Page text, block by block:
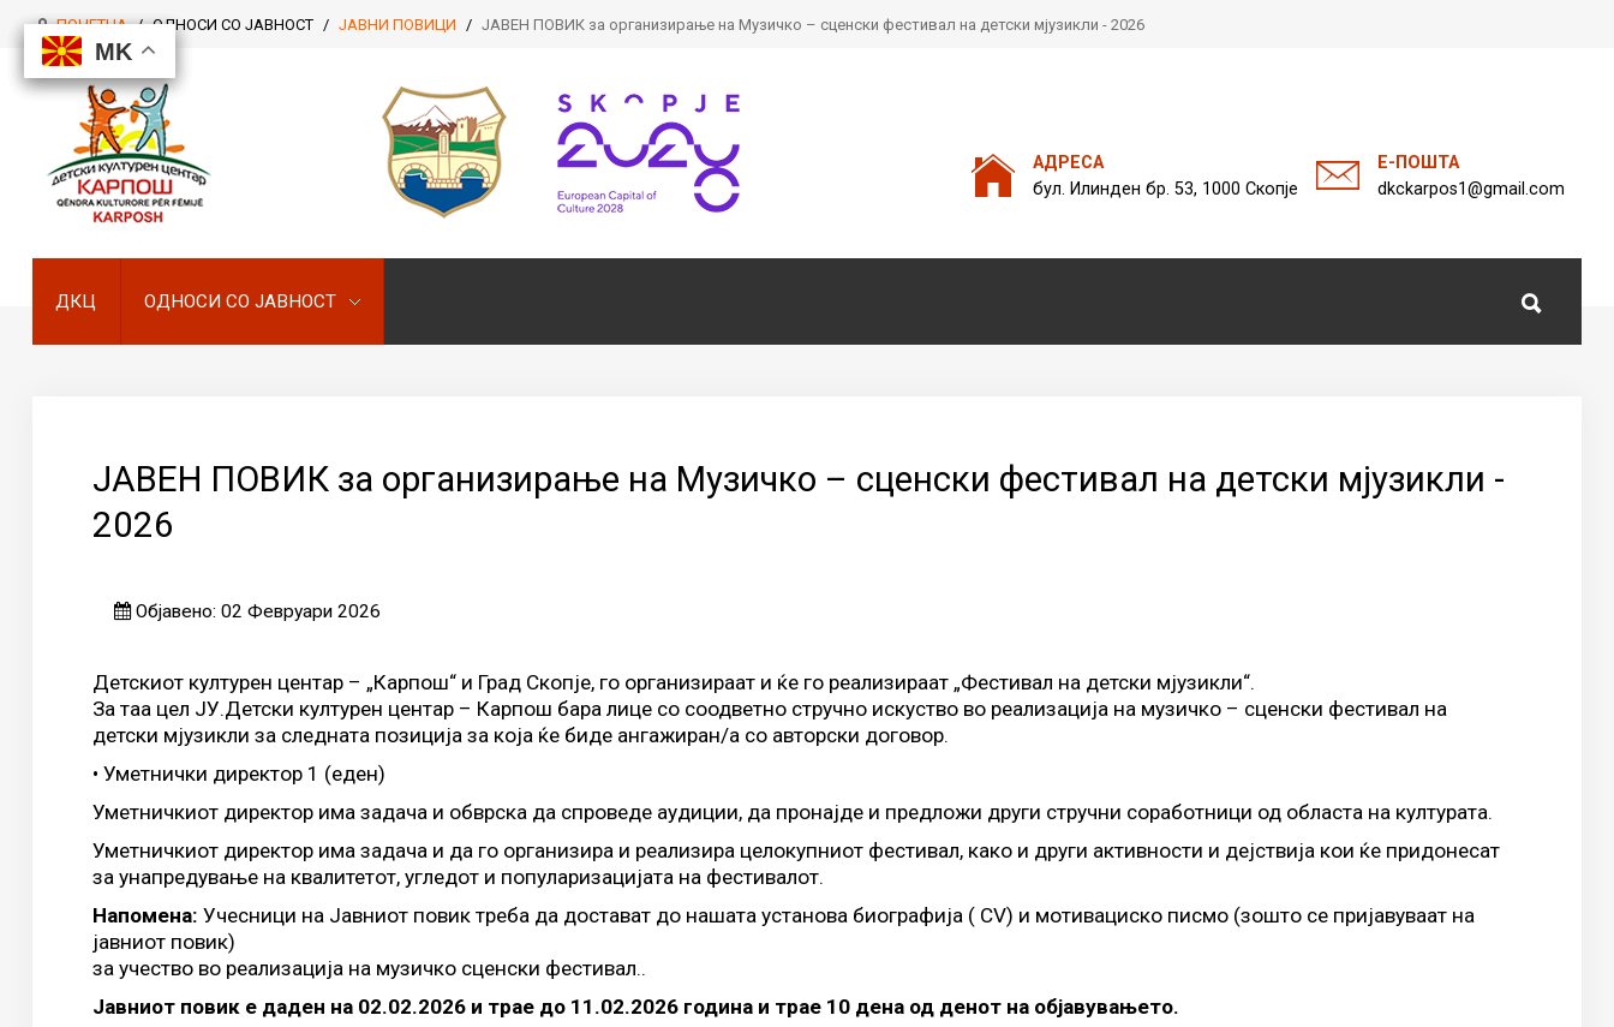
MK
MK
ОДНОСИ СО ЈАВНОСТ
ПОЧЕТНА / ОДНОСИ СО ЈАВНОСТ / ЈАВНИ ПОВИЦИ / ЈАВЕН ПОВИК за организирање на Музичко – сценски фестивал на детски мјузикли - 2026
MK
MK
АДРЕСА
бул. Илинден бр. 53, 1000 Скопје
Е-ПОШТА
dkckarpos1@gmail.com
ДКЦ ОДНОСИ СО ЈАВНОСТ
Пребарајтена нашата веб страна
ЈАВЕН ПОВИК за организирање на Музичко – сценски фестивал на детски мјузикли -
2026
Објавено: 02 Февруари 2026
Детскиот културен центар – „Карпош“ и Град Скопје, го организираат и ќе го реализираат „Фестивал на детски мјузикли“.
За таа цел ЈУ.Детски културен центар – Карпош бара лице со соодветно стручно искуство во реализација на музичко – сценски фестивал на
детски мјузикли за следната позиција за која ќе биде ангажиран/а со авторски договор.
• Уметнички директор 1 (еден)
Уметничкиот директор има задача и обврска да спроведе аудиции, да пронајде и предложи други стручни соработници од областа на културата.
Уметничкиот директор има задача и да го организира и реализира целокупниот фестивал, како и други активности и дејствија кои ќе придонесат
за унапредување на квалитетот, угледот и популаризацијата на фестивалот.
Напомена: Учесници на Јавниот повик треба да достават до нашата установа биографија ( CV) и мотивациско писмо (зошто се пријавуваат на
јавниот повик)
за учество во реализација на музичко сценски фестивал..
Јавниот повик е даден на 02.02.2026 и трае до 11.02.2026 година и трае 10 дена од денот на објавувањето.